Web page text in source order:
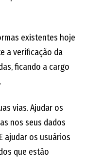
existentes hoje
a verificação da
ficando a cargo
vias. Ajudar os
nos seus dados
ajudar os usuários
que estão